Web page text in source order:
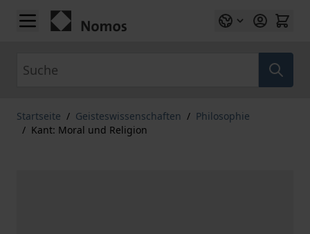
Zum Inhalt springen
Startseite / Geisteswissenschaften / Philosophie
/ Kant: Moral und Religion